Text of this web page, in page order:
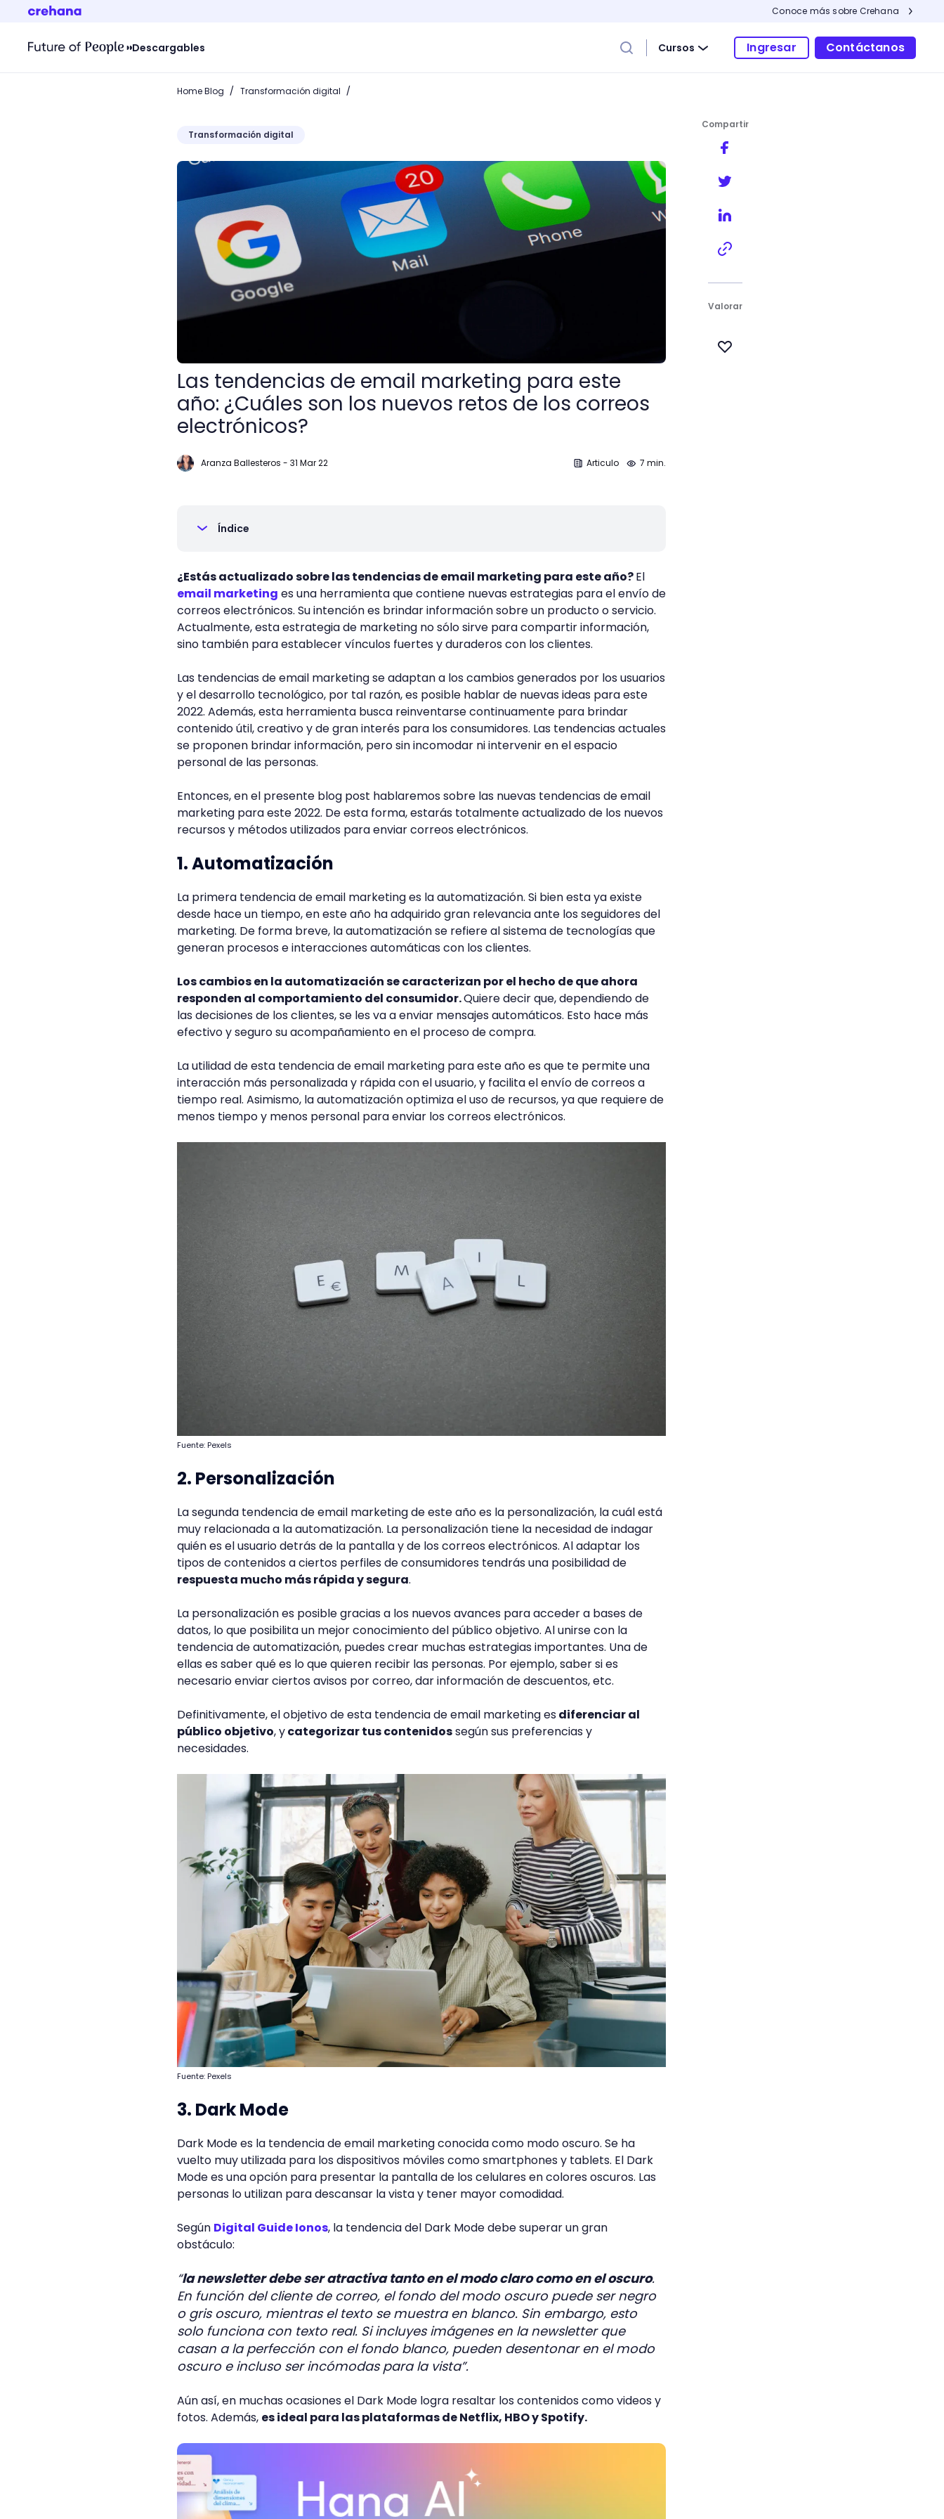
Conoce más sobre Crehana
Descargables Cursos Ingresar Contáctanos
Home Blog / Transformación digital /
Transformación digital
Las tendencias de email marketing para este año: ¿Cuáles son los nuevos retos de los correos electrónicos?
Las tendencias de email marketing para este
año: ¿Cuáles son los nuevos retos de los correos
electrónicos?
Aranza Ballesteros - 31 Mar 22 Articulo 7 min.
Índice
¿Estás actualizado sobre las tendencias de email marketing para este año?El
email marketing es una herramienta que contiene nuevas estrategias para el envío de
correos electrónicos. Su intención es brindar información sobre un producto o servicio.
Actualmente, esta estrategia de marketing no sólo sirve para compartir información,
sino también para establecer vínculos fuertes y duraderos con los clientes.
Las tendencias de email marketing se adaptan a los cambios generados por los usuarios
y el desarrollo tecnológico, por tal razón, es posible hablar de nuevas ideas para este
2022. Además, esta herramienta busca reinventarse continuamente para brindar
contenido útil, creativo y de gran interés para los consumidores. Las tendencias actuales
se proponen brindar información, pero sin incomodar ni intervenir en el espacio
personal de las personas.
Entonces, en el presente blog post hablaremos sobre las nuevas tendencias de email
marketing para este 2022. De esta forma, estarás totalmente actualizado de los nuevos
recursos y métodos utilizados para enviar correos electrónicos.
1. Automatización
La primera tendencia de email marketing es la automatización. Si bien esta ya existe
desde hace un tiempo, en este año ha adquirido gran relevancia ante los seguidores del
marketing. De forma breve, la automatización se refiere al sistema de tecnologías que
generan procesos e interacciones automáticas con los clientes.
Los cambios en la automatización se caracterizan por el hecho de que ahora
responden al comportamiento del consumidor.Quiere decir que, dependiendo de
las decisiones de los clientes, se les va a enviar mensajes automáticos. Esto hace más
efectivo y seguro su acompañamiento en el proceso de compra.
La utilidad de esta tendencia de email marketing para este año es que te permite una
interacción más personalizada y rápida con el usuario, y facilita el envío de correos a
tiempo real. Asimismo, la automatización optimiza el uso de recursos, ya que requiere de
menos tiempo y menos personal para enviar los correos electrónicos.
Fuente: Pexels
2. Personalización
La segunda tendencia de email marketing de este año es la personalización, la cuál está
muy relacionada a la automatización. La personalización tiene la necesidad de indagar
quién es el usuario detrás de la pantalla y de los correos electrónicos. Al adaptar los
tipos de contenidos a ciertos perfiles de consumidores tendrás una posibilidad de
respuesta mucho más rápida y segura.
La personalización es posible gracias a los nuevos avances para acceder a bases de
datos, lo que posibilita un mejor conocimiento del público objetivo. Al unirse con la
tendencia de automatización, puedes crear muchas estrategias importantes. Una de
ellas es saber qué es lo que quieren recibir las personas. Por ejemplo, saber si es
necesario enviar ciertos avisos por correo, dar información de descuentos, etc.
Definitivamente, el objetivo de esta tendencia de email marketing esdiferenciar al
público objetivo, ycategorizar tus contenidossegún sus preferencias y
necesidades.
Fuente: Pexels
3. Dark Mode
Dark Mode es la tendencia de email marketing conocida como modo oscuro. Se ha
vuelto muy utilizada para los dispositivos móviles como smartphones y tablets. El Dark
Mode es una opción para presentar la pantalla de los celulares en colores oscuros. Las
personas lo utilizan para descansar la vista y tener mayor comodidad.
Según Digital Guide Ionos, la tendencia del Dark Mode debe superar un gran
obstáculo:
“la newsletter debe ser atractiva tanto en el modo claro como en el oscuro.
En función del cliente de correo, el fondo del modo oscuro puede ser negro
o gris oscuro, mientras el texto se muestra en blanco. Sin embargo, esto
solo funciona con texto real. Si incluyes imágenes en la newsletter que
casan a la perfección con el fondo blanco, pueden desentonar en el modo
oscuro e incluso ser incómodas para la vista”.
Aún así, en muchas ocasiones el Dark Mode logra resaltar los contenidos como videos y
fotos. Además, es ideal para las plataformas de Netflix, HBO y Spotify.
Compartir
Valorar